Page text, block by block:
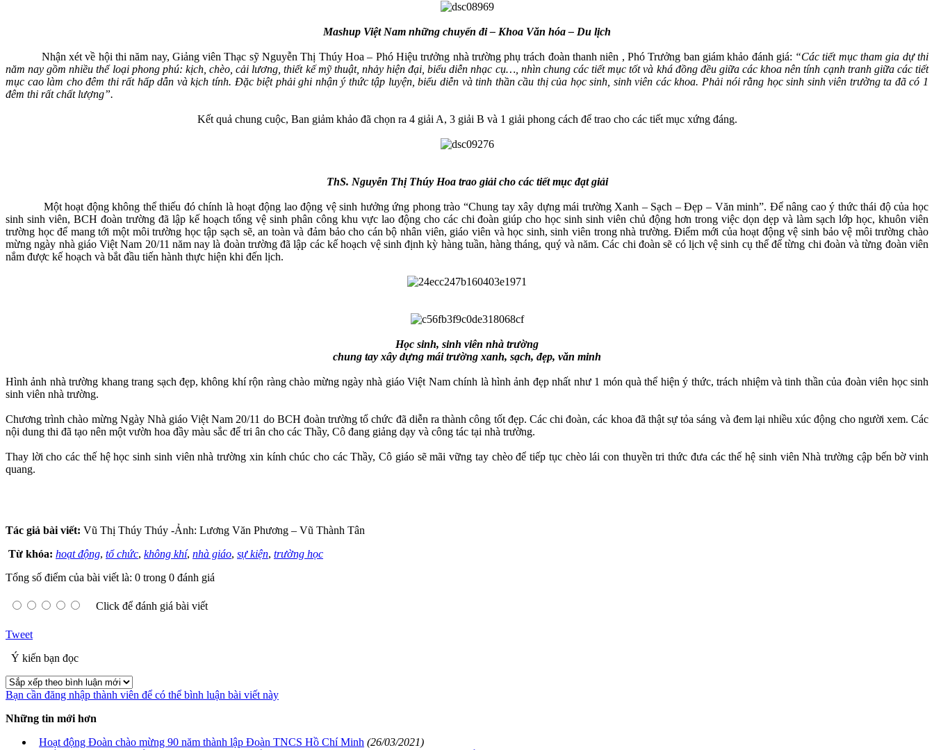
Mashup Việt Nam những chuyến đi – Khoa Văn hóa – Du lịch
Nhận xét về hội thi năm nay, Giảng viên Thạc sỹ Nguyễn Thị Thúy Hoa – Phó Hiệu trưởng nhà trường phụ trách đoàn thanh niên , Phó Trưởng ban giám khảo đánh giá: “Các tiết mục tham gia dự thi
năm nay gồm nhiều thể loại phong phú: kịch, chèo, cải lương, thiết kế mỹ thuật, nhảy hiện đại, biểu diễn nhạc cụ…, nhìn chung các tiết mục tốt và khá đồng đều giữa các khoa nên tính cạnh tranh giữa các tiết
mục cao làm cho đêm thi rất hấp dẫn và kịch tính. Đặc biệt phải ghi nhận ý thức tập luyện, biểu diễn và tinh thần cầu thị của học sinh, sinh viên các khoa. Phải nói rằng học sinh sinh viên trường ta đã có 1
đêm thi rất chất lượng”.
Kết quả chung cuộc, Ban giảm khảo đã chọn ra 4 giải A, 3 giải B và 1 giải phong cách để trao cho các tiết mục xứng đáng.
ThS. Nguyễn Thị Thúy Hoa trao giải cho các tiết mục đạt giải
Một hoạt động không thể thiếu đó chính là hoạt động lao động vệ sinh hưởng ứng phong trào “Chung tay xây dựng mái trường Xanh – Sạch – Đẹp – Văn minh”. Để nâng cao ý thức thái độ của học
sinh sinh viên, BCH đoàn trường đã lập kế hoạch tổng vệ sinh phân công khu vực lao động cho các chi đoàn giúp cho học sinh sinh viên chủ động hơn trong việc dọn dẹp và làm sạch lớp học, khuôn viên
trường học để mang tới một môi trường học tập sạch sẽ, an toàn và đảm bảo cho cán bộ nhân viên, giáo viên và học sinh, sinh viên trong nhà trường. Điểm mới của hoạt động vệ sinh bảo vệ môi trường chào
mừng ngày nhà giáo Việt Nam 20/11 năm nay là đoàn trường đã lập các kế hoạch vệ sinh định kỳ hàng tuần, hàng tháng, quý và năm. Các chi đoàn sẽ có lịch vệ sinh cụ thể để từng chi đoàn và từng đoàn viên
nắm được kế hoạch và bắt đầu tiến hành thực hiện khi đến lịch.
Học sinh, sinh viên nhà trường
chung tay xây dựng mái trường xanh, sạch, đẹp, văn minh
Hình ảnh nhà trường khang trang sạch đẹp, không khí rộn ràng chào mừng ngày nhà giáo Việt Nam chính là hình ảnh đẹp nhất như 1 món quà thể hiện ý thức, trách nhiệm và tinh thần của đoàn viên học sinh
sinh viên nhà trường.
Chương trình chào mừng Ngày Nhà giáo Việt Nam 20/11 do BCH đoàn trường tổ chức đã diễn ra thành công tốt đẹp. Các chi đoàn, các khoa đã thật sự tỏa sáng và đem lại nhiều xúc động cho người xem. Các
nội dung thi đã tạo nên một vườn hoa đầy màu sắc để tri ân cho các Thầy, Cô đang giảng dạy và công tác tại nhà trường.
Thay lời cho các thế hệ học sinh sinh viên nhà trường xin kính chúc cho các Thầy, Cô giáo sẽ mãi vững tay chèo để tiếp tục chèo lái con thuyền tri thức đưa các thế hệ sinh viên Nhà trường cập bến bờ vinh
quang.
Tác giả bài viết: Vũ Thị Thúy Thúy -Ảnh: Lương Văn Phương – Vũ Thành Tân
Từ khóa: hoạt động, tổ chức, không khí, nhà giáo, sự kiện, trường học
Tổng số điểm của bài viết là: 0 trong 0 đánh giá
Click để đánh giá bài viết
Tweet
Ý kiến bạn đọc
Bạn cần đăng nhập thành viên để có thể bình luận bài viết này
Những tin mới hơn
Hoạt động Đoàn chào mừng 90 năm thành lập Đoàn TNCS Hồ Chí Minh (26/03/2021)